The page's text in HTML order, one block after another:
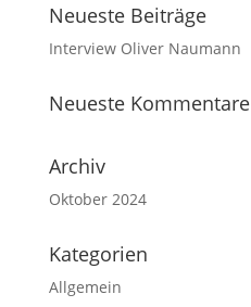
Neueste Beiträge
Interview Oliver Naumann
Neueste Kommentare
Archiv
Oktober 2024
Kategorien
Allgemein